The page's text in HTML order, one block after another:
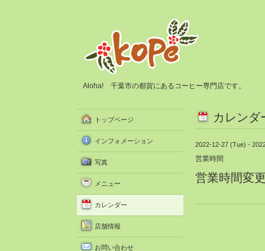
Aloha! 千葉市の都賀にあるコーヒー専門店です。
カレンダ
2022-12-27 (Tue) -
営業時間
営業時間変
トップページ
インフォメーション
写真
メニュー
カレンダー
店舗情報
お問い合わせ